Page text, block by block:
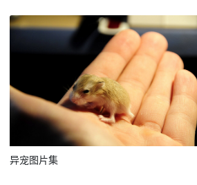
异宠图片集